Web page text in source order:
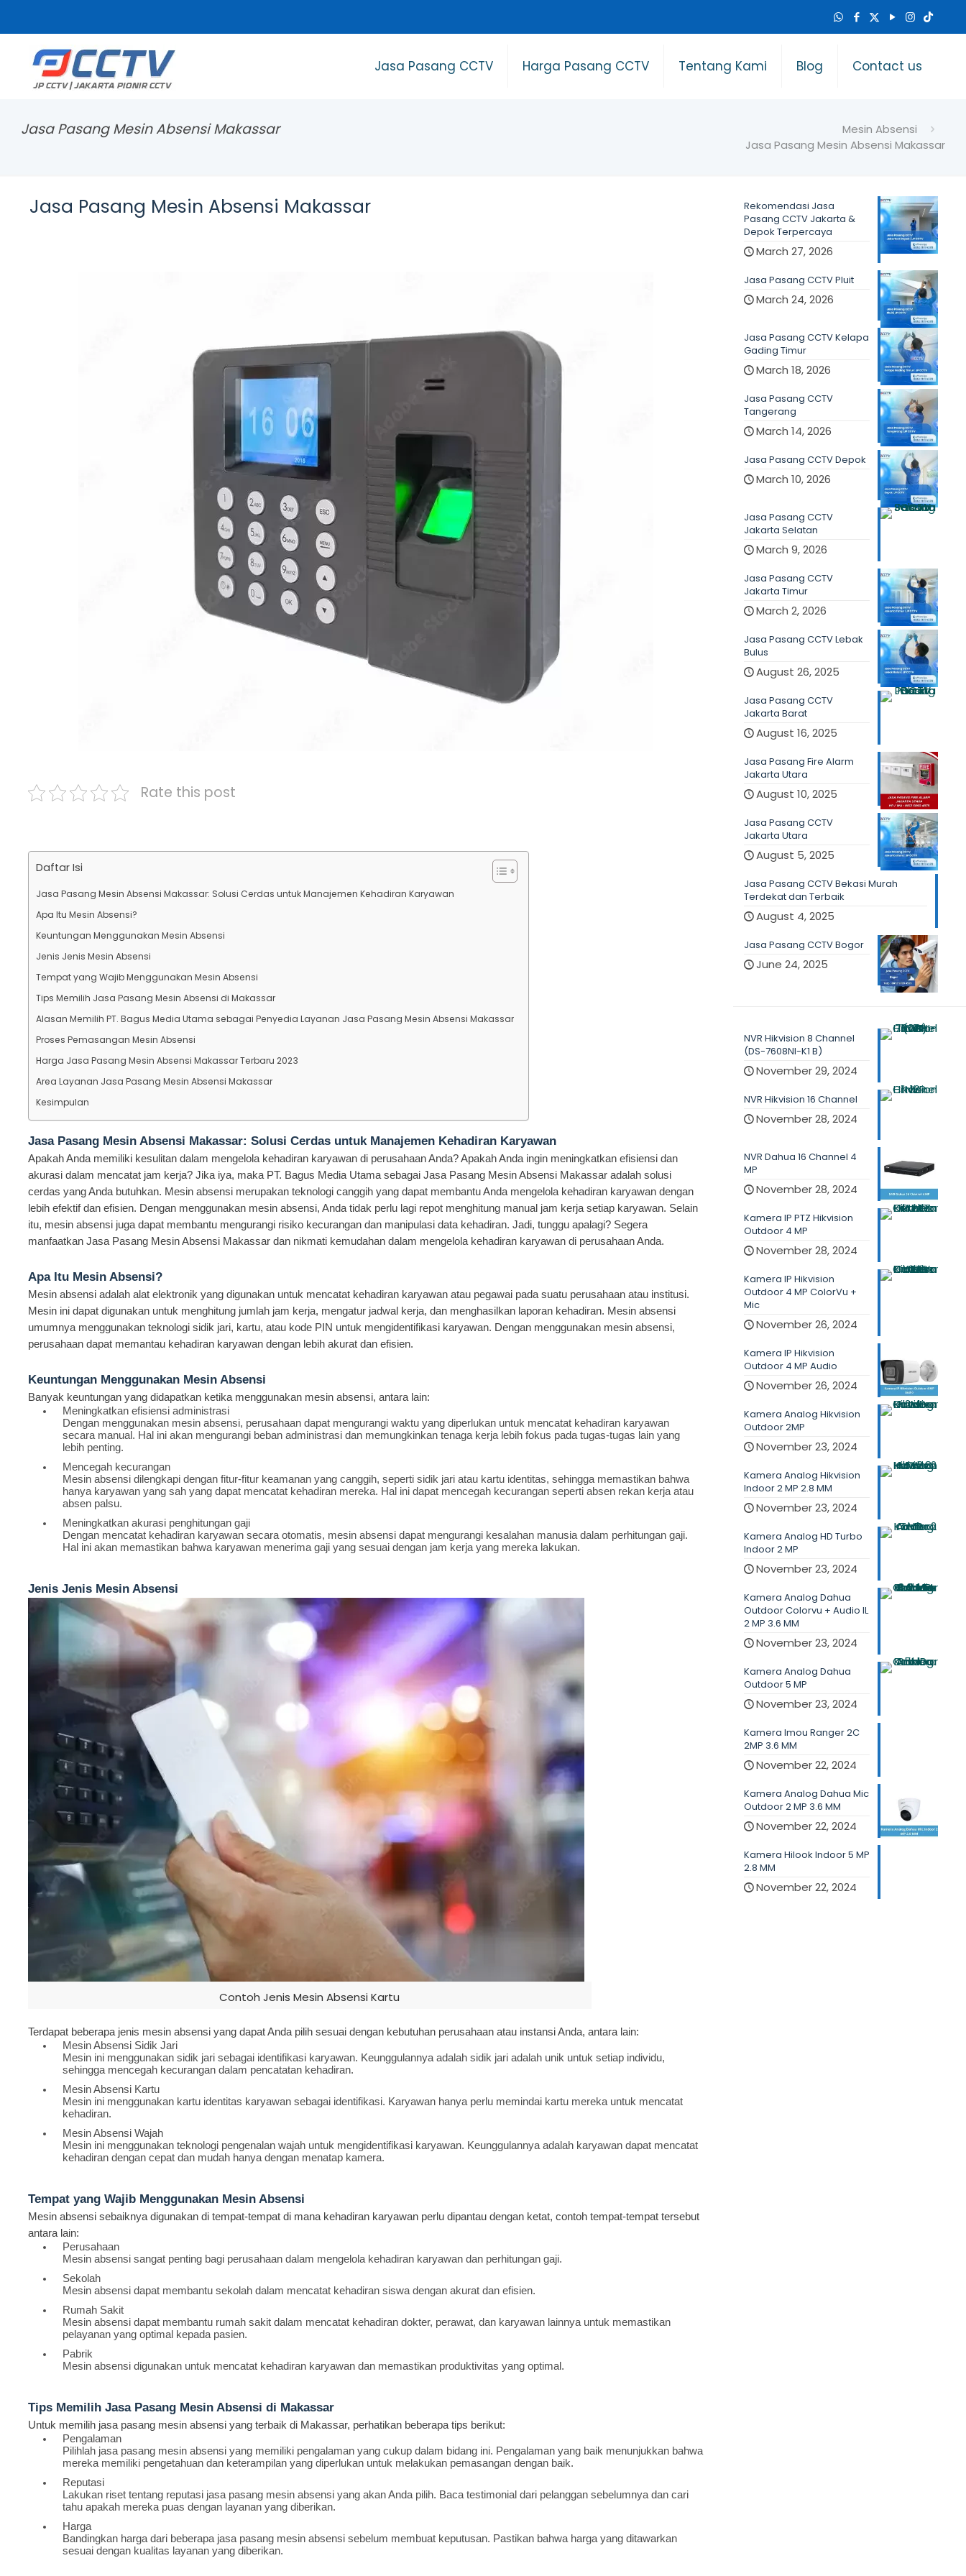
Jasa Pasang CCTV Harga Pasang CCTV Tentang Kami Blog Contact us
Jasa Pasang Mesin Absensi Makassar
Mesin Absensi
Jasa Pasang Mesin Absensi Makassar
Jasa Pasang Mesin Absensi Makassar
Rate this post
Daftar Isi
Jasa Pasang Mesin Absensi Makassar: Solusi Cerdas untuk Manajemen Kehadiran Karyawan
Apa Itu Mesin Absensi?
Keuntungan Menggunakan Mesin Absensi
Jenis Jenis Mesin Absensi
Tempat yang Wajib Menggunakan Mesin Absensi
Tips Memilih Jasa Pasang Mesin Absensi di Makassar
Alasan Memilih PT. Bagus Media Utama sebagai Penyedia Layanan Jasa Pasang Mesin Absensi Makassar
Proses Pemasangan Mesin Absensi
Harga Jasa Pasang Mesin Absensi Makassar Terbaru 2023
Area Layanan Jasa Pasang Mesin Absensi Makassar
Kesimpulan
Jasa Pasang Mesin Absensi Makassar: Solusi Cerdas untuk Manajemen Kehadiran Karyawan
Apakah Anda memiliki kesulitan dalam mengelola kehadiran karyawan di perusahaan Anda? Apakah Anda ingin meningkatkan efisiensi dan
akurasi dalam mencatat jam kerja? Jika iya, maka PT. Bagus Media Utama sebagai Jasa Pasang Mesin Absensi Makassar adalah solusi
cerdas yang Anda butuhkan. Mesin absensi merupakan teknologi canggih yang dapat membantu Anda mengelola kehadiran karyawan dengan
lebih efektif dan efisien. Dengan menggunakan mesin absensi, Anda tidak perlu lagi repot menghitung manual jam kerja setiap karyawan. Selain
itu, mesin absensi juga dapat membantu mengurangi risiko kecurangan dan manipulasi data kehadiran. Jadi, tunggu apalagi? Segera
manfaatkan Jasa Pasang Mesin Absensi Makassar dan nikmati kemudahan dalam mengelola kehadiran karyawan di perusahaan Anda.
Apa Itu Mesin Absensi?
Mesin absensi adalah alat elektronik yang digunakan untuk mencatat kehadiran karyawan atau pegawai pada suatu perusahaan atau institusi.
Mesin ini dapat digunakan untuk menghitung jumlah jam kerja, mengatur jadwal kerja, dan menghasilkan laporan kehadiran. Mesin absensi
umumnya menggunakan teknologi sidik jari, kartu, atau kode PIN untuk mengidentifikasi karyawan. Dengan menggunakan mesin absensi,
perusahaan dapat memantau kehadiran karyawan dengan lebih akurat dan efisien.
Keuntungan Menggunakan Mesin Absensi
Banyak keuntungan yang didapatkan ketika menggunakan mesin absensi, antara lain:
Meningkatkan efisiensi administrasi
Dengan menggunakan mesin absensi, perusahaan dapat mengurangi waktu yang diperlukan untuk mencatat kehadiran karyawan
secara manual. Hal ini akan mengurangi beban administrasi dan memungkinkan tenaga kerja lebih fokus pada tugas-tugas lain yang
lebih penting.
Mencegah kecurangan
Mesin absensi dilengkapi dengan fitur-fitur keamanan yang canggih, seperti sidik jari atau kartu identitas, sehingga memastikan bahwa
hanya karyawan yang sah yang dapat mencatat kehadiran mereka. Hal ini dapat mencegah kecurangan seperti absen rekan kerja atau
absen palsu.
Meningkatkan akurasi penghitungan gaji
Dengan mencatat kehadiran karyawan secara otomatis, mesin absensi dapat mengurangi kesalahan manusia dalam perhitungan gaji.
Hal ini akan memastikan bahwa karyawan menerima gaji yang sesuai dengan jam kerja yang mereka lakukan.
Jenis Jenis Mesin Absensi
Contoh Jenis Mesin Absensi Kartu
Terdapat beberapa jenis mesin absensi yang dapat Anda pilih sesuai dengan kebutuhan perusahaan atau instansi Anda, antara lain:
Mesin Absensi Sidik Jari
Mesin ini menggunakan sidik jari sebagai identifikasi karyawan. Keunggulannya adalah sidik jari adalah unik untuk setiap individu,
sehingga mencegah kecurangan dalam pencatatan kehadiran.
Mesin Absensi Kartu
Mesin ini menggunakan kartu identitas karyawan sebagai identifikasi. Karyawan hanya perlu memindai kartu mereka untuk mencatat
kehadiran.
Mesin Absensi Wajah
Mesin ini menggunakan teknologi pengenalan wajah untuk mengidentifikasi karyawan. Keunggulannya adalah karyawan dapat mencatat
kehadiran dengan cepat dan mudah hanya dengan menatap kamera.
Tempat yang Wajib Menggunakan Mesin Absensi
Mesin absensi sebaiknya digunakan di tempat-tempat di mana kehadiran karyawan perlu dipantau dengan ketat, contoh tempat-tempat tersebut
antara lain:
Perusahaan
Mesin absensi sangat penting bagi perusahaan dalam mengelola kehadiran karyawan dan perhitungan gaji.
Sekolah
Mesin absensi dapat membantu sekolah dalam mencatat kehadiran siswa dengan akurat dan efisien.
Rumah Sakit
Mesin absensi dapat membantu rumah sakit dalam mencatat kehadiran dokter, perawat, dan karyawan lainnya untuk memastikan
pelayanan yang optimal kepada pasien.
Pabrik
Mesin absensi digunakan untuk mencatat kehadiran karyawan dan memastikan produktivitas yang optimal.
Tips Memilih Jasa Pasang Mesin Absensi di Makassar
Untuk memilih jasa pasang mesin absensi yang terbaik di Makassar, perhatikan beberapa tips berikut:
Pengalaman
Pilihlah jasa pasang mesin absensi yang memiliki pengalaman yang cukup dalam bidang ini. Pengalaman yang baik menunjukkan bahwa
mereka memiliki pengetahuan dan keterampilan yang diperlukan untuk melakukan pemasangan dengan baik.
Reputasi
Lakukan riset tentang reputasi jasa pasang mesin absensi yang akan Anda pilih. Baca testimonial dari pelanggan sebelumnya dan cari
tahu apakah mereka puas dengan layanan yang diberikan.
Harga
Bandingkan harga dari beberapa jasa pasang mesin absensi sebelum membuat keputusan. Pastikan bahwa harga yang ditawarkan
sesuai dengan kualitas layanan yang diberikan.
Rekomendasi Jasa
Pasang CCTV Jakarta &
Depok Terpercaya
March 27, 2026
Jasa Pasang CCTV Pluit
March 24, 2026
Jasa Pasang CCTV Kelapa
Gading Timur
March 18, 2026
Jasa Pasang CCTV
Tangerang
March 14, 2026
Jasa Pasang CCTV Depok
March 10, 2026
Jasa Pasang CCTV
Jakarta Selatan
March 9, 2026
Jasa Pasang CCTV
Jakarta Timur
March 2, 2026
Jasa Pasang CCTV Lebak
Bulus
August 26, 2025
Jasa Pasang CCTV
Jakarta Barat
August 16, 2025
Jasa Pasang Fire Alarm
Jakarta Utara
August 10, 2025
Jasa Pasang CCTV
Jakarta Utara
August 5, 2025
Jasa Pasang CCTV Bekasi Murah
Terdekat dan Terbaik
August 4, 2025
Jasa Pasang CCTV Bogor
June 24, 2025
NVR Hikvision 8 Channel
(DS-7608NI-K1 B)
November 29, 2024
NVR Hikvision 16 Channel
November 28, 2024
NVR Dahua 16 Channel 4
MP
November 28, 2024
Kamera IP PTZ Hikvision
Outdoor 4 MP
November 28, 2024
Kamera IP Hikvision
Outdoor 4 MP ColorVu +
Mic
November 26, 2024
Kamera IP Hikvision
Outdoor 4 MP Audio
November 26, 2024
Kamera Analog Hikvision
Outdoor 2MP
November 23, 2024
Kamera Analog Hikvision
Indoor 2 MP 2.8 MM
November 23, 2024
Kamera Analog HD Turbo
Indoor 2 MP
November 23, 2024
Kamera Analog Dahua
Outdoor Colorvu + Audio IL
2 MP 3.6 MM
November 23, 2024
Kamera Analog Dahua
Outdoor 5 MP
November 23, 2024
Kamera Imou Ranger 2C
2MP 3.6 MM
November 22, 2024
Kamera Analog Dahua Mic
Outdoor 2 MP 3.6 MM
November 22, 2024
Kamera Hilook Indoor 5 MP
2.8 MM
November 22, 2024